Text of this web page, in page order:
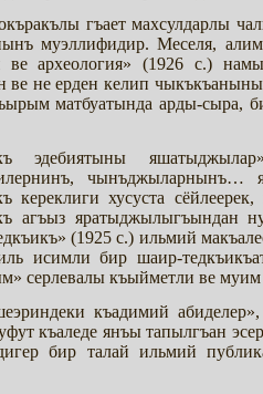
гъает махсулдарлы
муэллифидир. Меселя,
ве археология» (1926 с.)
не ерден келип
матбуатында арды-сыра,
эдебиятыны
чынъджыларнынъ…
кереклиги хусуста
агъыз яратыджылыгъындан
(1925 с.) ильмий
исимли бир шаир-
серлевалы къыйметли ве муим
къадимий
къаледе янъы тапылгъан
бир талай ильмий